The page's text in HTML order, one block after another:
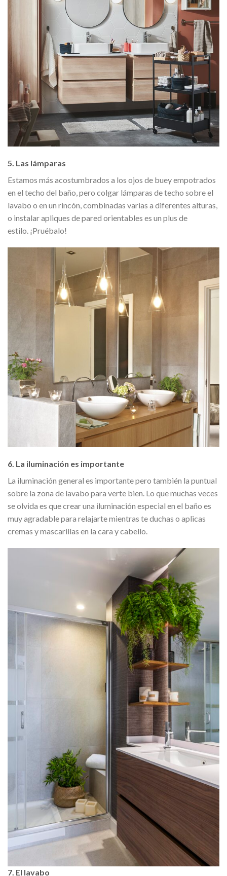
5. Las lámparas
Estamos más acostumbrados a los ojos de buey empotrados
en el techo del baño, pero colgar lámparas de techo sobre el
lavabo o en un rincón, combinadas varias a diferentes alturas,
o instalar apliques de pared orientables es un plus de
estilo. ¡Pruébalo!
6. La iluminación es importante
La iluminación general es importante pero también la puntual
sobre la zona de lavabo para verte bien. Lo que muchas veces
se olvida es que crear una iluminación especial en el baño es
muy agradable para relajarte mientras te duchas o aplicas
cremas y mascarillas en la cara y cabello.
7. El lavabo